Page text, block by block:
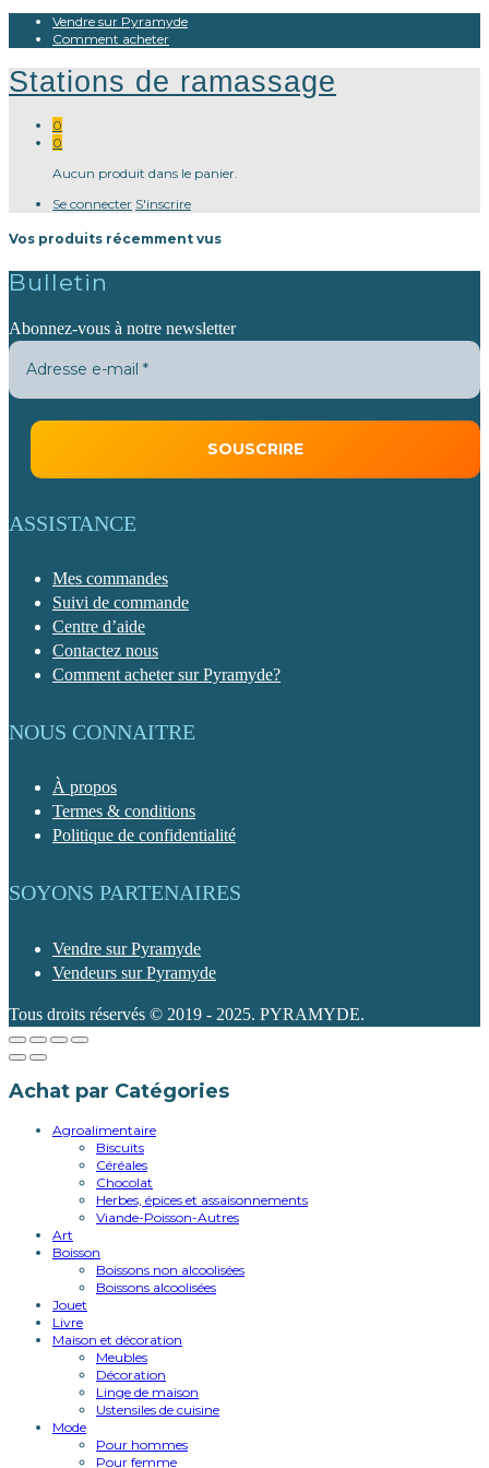
Vendre sur Pyramyde
Comment acheter
Stations de ramassage
0
0
Aucun produit dans le panier.
Se connecter S'inscrire
Vos produits récemment vus
Bulletin
Abonnez-vous à notre newsletter
ASSISTANCE
Mes commandes
Suivi de commande
Centre d’aide
Contactez nous
Comment acheter sur Pyramyde?
NOUS CONNAITRE
À propos
Termes & conditions
Politique de confidentialité
SOYONS PARTENAIRES
Vendre sur Pyramyde
Vendeurs sur Pyramyde
Tous droits réservés © 2019 - 2025. PYRAMYDE.
Achat par Catégories
Agroalimentaire
Biscuits
Céréales
Chocolat
Herbes, épices et assaisonnements
Viande-Poisson-Autres
Art
Boisson
Boissons non alcoolisées
Boissons alcoolisées
Jouet
Livre
Maison et décoration
Meubles
Décoration
Linge de maison
Ustensiles de cuisine
Mode
Pour hommes
Pour femme